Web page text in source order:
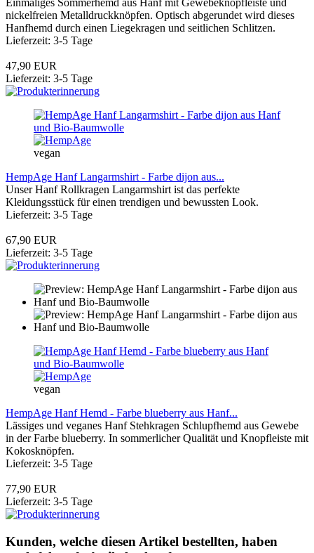
Einmaliges Sommerhemd aus Hanf mit Gewebeknopfleiste und
nickelfreien Metalldruckknöpfen. Optisch abgerundet wird dieses
Hanfhemd durch einen Liegekragen und seitlichen Schlitzen.
Lieferzeit: 3-5 Tage
47,90 EUR
Lieferzeit: 3-5 Tage
vegan
HempAge Hanf Langarmshirt - Farbe dijon aus...
Unser Hanf Rollkragen Langarmshirt ist das perfekte
Kleidungsstück für einen trendigen und bewussten Look.
Lieferzeit: 3-5 Tage
67,90 EUR
Lieferzeit: 3-5 Tage
vegan
HempAge Hanf Hemd - Farbe blueberry aus Hanf...
Lässiges und veganes Hanf Stehkragen Schlupfhemd aus Gewebe
in der Farbe blueberry. In sommerlicher Qualität und Knopfleiste mit
Kokosknöpfen.
Lieferzeit: 3-5 Tage
77,90 EUR
Lieferzeit: 3-5 Tage
Kunden, welche diesen Artikel bestellten, haben